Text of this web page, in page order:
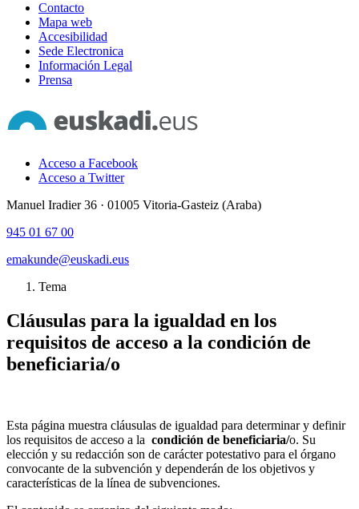
Contacto
Mapa web
Accesibilidad
Sede Electronica
Información Legal
Prensa
Acceso a Facebook
Acceso a Twitter
Manuel Iradier 36 · 01005 Vitoria-Gasteiz (Araba)
945 01 67 00
emakunde@euskadi.eus
Tema
Cláusulas para la igualdad en los
requisitos de acceso a la condición de
beneficiaria/o
Esta página muestra cláusulas de igualdad para determinar y definir
los requisitos de acceso a la condición de beneficiaria/o. Su
elección y su redacción son de carácter potestativo para el órgano
convocante de la subvención y dependerán de los objetivos y
características de la línea de subvenciones.